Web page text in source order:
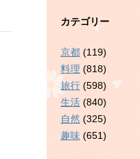
カテゴリー
京都 (119)
料理 (818)
旅行 (598)
生活 (840)
自然 (325)
趣味 (651)